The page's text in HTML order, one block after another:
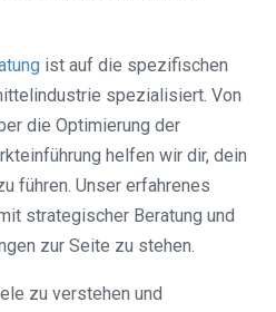
ist auf die spezifischen
spezialisiert. Von
die Optimierung der
helfen wir dir, dein
führen. Unser erfahrenes
strategischer Beratung und
zur Seite zu stehen.
zu verstehen und